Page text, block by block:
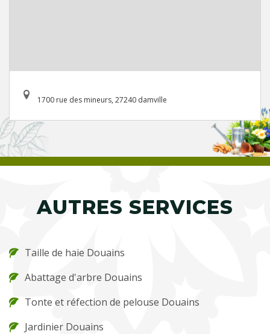
1700 rue des mineurs, 27240 damville
AUTRES SERVICES
Taille de haie Douains
Abattage d'arbre Douains
Tonte et réfection de pelouse Douains
Jardinier Douains